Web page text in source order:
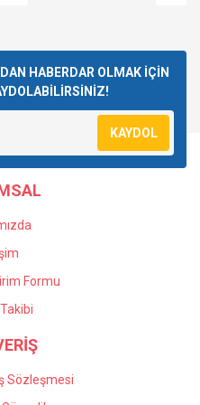
HABERDAR OLMAK İÇİN
KAYDOL
Formu
Sözleşmesi